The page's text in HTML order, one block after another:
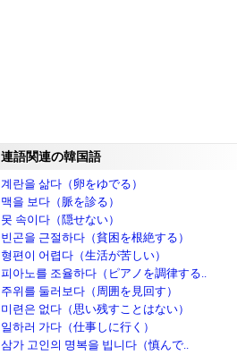
連語関連の韓国語
계란을 삶다（卵をゆでる）
맥을 보다（脈を診る）
못 속이다（隠せない）
빈곤을 근절하다（貧困を根絶する）
형편이 어렵다（生活が苦しい）
피아노를 조율하다（ピアノを調律する..
주위를 둘러보다（周囲を見回す）
미련은 없다（思い残すことはない）
일하러 가다（仕事しに行く）
삼가 고인의 명복을 빕니다（慎んで..